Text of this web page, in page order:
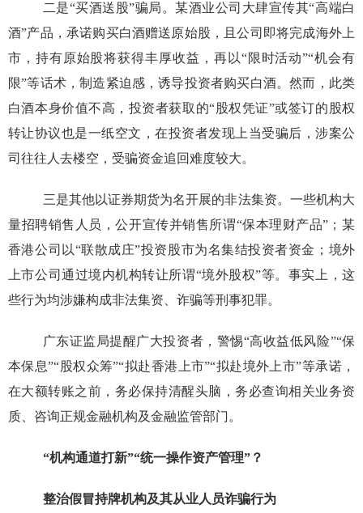
二是“买酒送股”骗局。某酒业公司大肆宣传其“高端白
酒”产品，承诺购买白酒赠送原始股，且公司即将完成海外上
市，持有原始股将获得丰厚收益，再以“限时活动”“机会有
限”等话术，制造紧迫感，诱导投资者购买白酒。然而，此类
白酒本身价值不高，投资者获取的“股权凭证”或签订的股权
转让协议也是一纸空文，在投资者发现上当受骗后，涉案公
司往往人去楼空，受骗资金追回难度较大。
三是其他以证券期货为名开展的非法集资。一些机构大
量招聘销售人员，公开宣传并销售所谓“保本理财产品”；某
香港公司以“联散成庄”投资股市为名集结投资者资金；境外
上市公司通过境内机构转让所谓“境外股权”等。事实上，这
些行为均涉嫌构成非法集资、诈骗等刑事犯罪。
广东证监局提醒广大投资者，警惕“高收益低风险”“保
本保息”“股权众筹”“拟赴香港上市”“拟赴境外上市”等承诺，
在大额转账之前，务必保持清醒头脑，务必查询相关业务资
质、咨询正规金融机构及金融监管部门。
“机构通道打新”“统一操作资产管理”？
整治假冒持牌机构及其从业人员诈骗行为